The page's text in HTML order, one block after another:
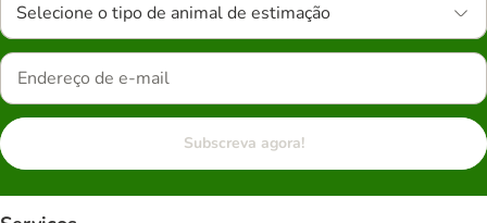
Selecione o tipo de animal de estimação
Subscreva agora!